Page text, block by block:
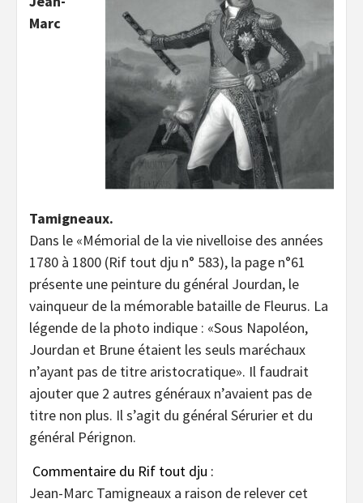
Marc
Tamigneaux.
Dans le «Mémorial de la vie nivelloise des années
1780 à 1800 (Rif tout dju n° 583), la page n°61
présente une peinture du général Jourdan, le
vainqueur de la mémorable bataille de Fleurus. La
légende de la photo indique : «Sous Napoléon,
Jourdan et Brune étaient les seuls maréchaux
n’ayant pas de titre aristocratique». Il faudrait
ajouter que 2 autres généraux n’avaient pas de
titre non plus. Il s’agit du général Sérurier et du
général Pérignon.
Commentaire du Rif tout dju :
Jean-Marc Tamigneaux a raison de relever cet